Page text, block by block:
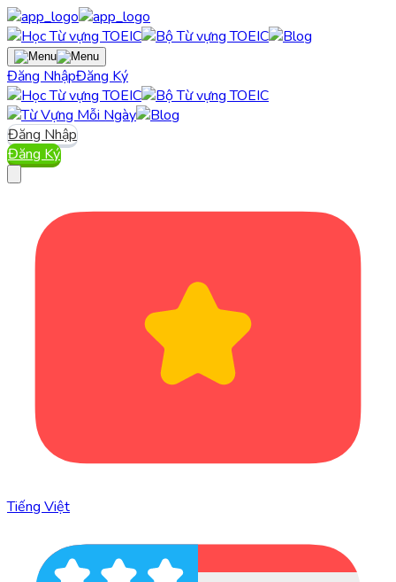
Đăng NhậpĐăng Ký
Đăng Nhập
Đăng Ký
Tiếng Việt